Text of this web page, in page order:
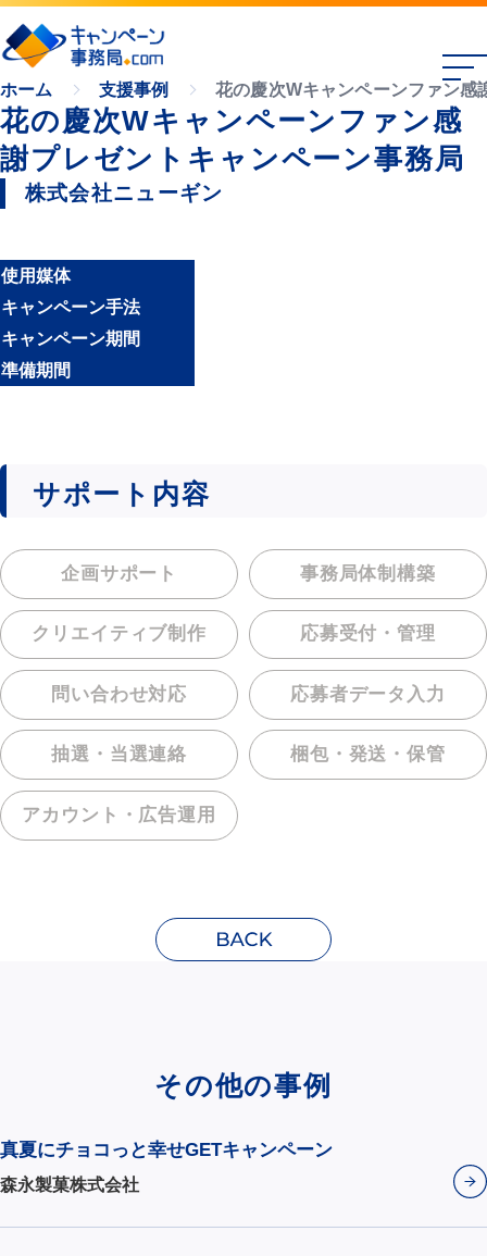
ホーム 支援事例 花の慶次Wキャンペーンファン感
花の慶次Wキャンペーンファン感
謝プレゼントキャンペーン事務局
株式会社ニューギン
使用媒体
キャンペーン手法
キャンペーン期間
準備期間
サポート内容
企画サポート 事務局体制構築
クリエイティブ制作 応募受付・管理
問い合わせ対応 応募者データ入力
抽選・当選連絡 梱包・発送・保管
アカウント・ 広告運用
その他の事例
真夏にチョコっと幸せGETキャンペーン
森永製菓株式会社